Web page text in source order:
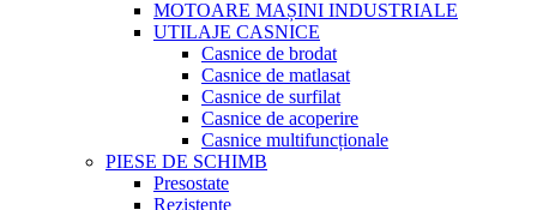
MOTOARE MAȘINI INDUSTRIALE
UTILAJE CASNICE
Casnice de brodat
Casnice de matlasat
Casnice de surfilat
Casnice de acoperire
Casnice multifuncționale
PIESE DE SCHIMB
Presostate
Rezistențe